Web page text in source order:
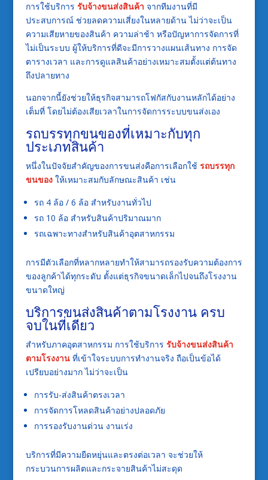
การใช้บริการ รับจ้างขนส่งสินค้า จากทีมงานที่มี
ประสบการณ์ ช่วยลดความเสี่ยงในหลายด้าน ไม่ว่าจะเป็น
ความเสียหายของสินค้า ความล่าช้า หรือปัญหาการจัดการที่
ไม่เป็นระบบ ผู้ให้บริการที่ดีจะมีการวางแผนเส้นทาง การจัด
ตารางเวลา และการดูแลสินค้าอย่างเหมาะสมตั้งแต่ต้นทาง
ถึงปลายทาง
นอกจากนี้ยังช่วยให้ธุรกิจสามารถโฟกัสกับงานหลักได้อย่าง
เต็มที่ โดยไม่ต้องเสียเวลาในการจัดการระบบขนส่งเอง
รถบรรทุกขนของที่เหมาะกับทุก
ประเภทสินค้า
หนึ่งในปัจจัยสำคัญของการขนส่งคือการเลือกใช้ รถบรรทุก
ขนของให้เหมาะสมกับลักษณะสินค้า เช่น
รถ 4 ล้อ / 6 ล้อ สำหรับงานทั่วไป
รถ 10 ล้อ สำหรับสินค้าปริมาณมาก
รถเฉพาะทางสำหรับสินค้าอุตสาหกรรม
การมีตัวเลือกที่หลากหลายทำให้สามารถรองรับความต้องการ
ของลูกค้าได้ทุกระดับ ตั้งแต่ธุรกิจขนาดเล็กไปจนถึงโรงงาน
ขนาดใหญ่
บริการขนส่งสินค้าตามโรงงาน ครบ
จบในที่เดียว
สำหรับภาคอุตสาหกรรม การใช้บริการ รับจ้างขนส่งสินค้า
ตามโรงงานที่เข้าใจระบบการทำงานจริง ถือเป็นข้อได้
เปรียบอย่างมาก ไม่ว่าจะเป็น
การรับ-ส่งสินค้าตรงเวลา
การจัดการโหลดสินค้าอย่างปลอดภัย
การรองรับงานด่วน งานเร่ง
บริการที่มีความยืดหยุ่นและตรงต่อเวลา จะช่วยให้
กระบวนการผลิตและกระจายสินค้าไม่สะดุด